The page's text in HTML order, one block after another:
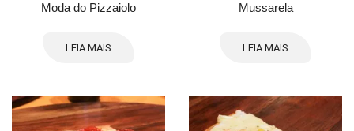
Moda do Pizzaiolo
LEIA MAIS
Mussarela
LEIA MAIS